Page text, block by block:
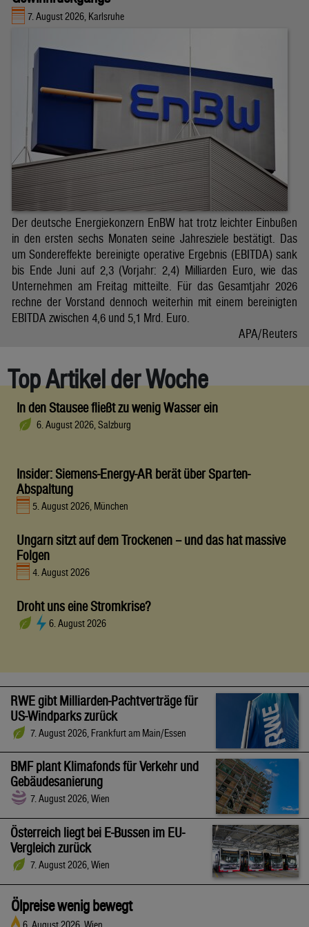
7. August 2026, Karlsruhe
Der deutsche Energiekonzern EnBW hat trotz leichter Einbußen
in den ersten sechs Monaten seine Jahresziele bestätigt. Das
um Sondereffekte bereinigte operative Ergebnis (EBITDA) sank
bis Ende Juni auf 2,3 (Vorjahr: 2,4) Milliarden Euro, wie das
Unternehmen am Freitag mitteilte. Für das Gesamtjahr 2026
rechne der Vorstand dennoch weiterhin mit einem bereinigten
EBITDA zwischen 4,6 und 5,1 Mrd. Euro.
APA/Reuters
Top Artikel der Woche
In den Stausee fließt zu wenig Wasser ein
6. August 2026, Salzburg
Insider: Siemens-Energy-AR berät über Sparten-
Abspaltung
5. August 2026, München
Ungarn sitzt auf dem Trockenen – und das hat massive
Folgen
4. August 2026
Droht uns eine Stromkrise?
6. August 2026
RWE gibt Milliarden-Pachtverträge für
US-Windparks zurück
7. August 2026, Frankfurt am Main/Essen
BMF plant Klimafonds für Verkehr und
Gebäudesanierung
7. August 2026, Wien
Österreich liegt bei E-Bussen im EU-
Vergleich zurück
7. August 2026, Wien
Ölpreise wenig bewegt